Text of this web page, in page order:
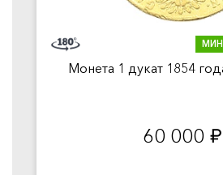
Монета 1 дукат 1854
60 000 руб.